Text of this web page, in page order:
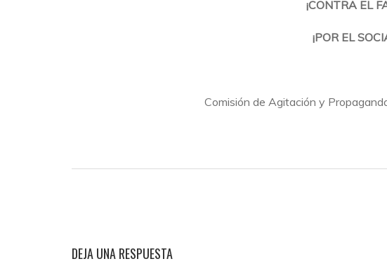
¡CONTRA EL
¡POR EL
Comisión de Agitación y
DEJA UNA RESPUESTA